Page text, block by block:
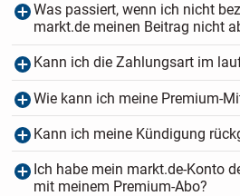
Was passiert, wenn ich nicht
markt.de meinen Beitrag nicht
Kann ich die Zahlungsart im
Wie kann ich meine Premium-
Kann ich meine Kündigung
Ich habe mein markt.de-Konto
mit meinem Premium-Abo?